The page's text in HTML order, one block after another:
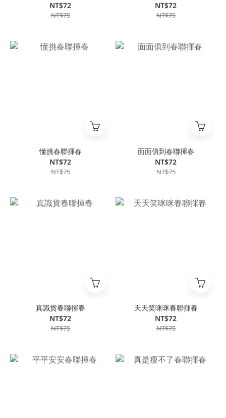
NT$72
NT$75
NT$72
NT$75
懂挑春聯揮春
NT$72
NT$75
面面俱到春聯揮春
NT$72
NT$75
真識貨春聯揮春
NT$72
NT$75
天天笑咪咪春聯揮春
NT$72
NT$75